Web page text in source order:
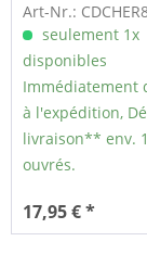
Art-Nr.:
seulement 1x
disponibles
Immédiatement
à l'expédition,
livraison** env.
ouvrés.
17,95 € *